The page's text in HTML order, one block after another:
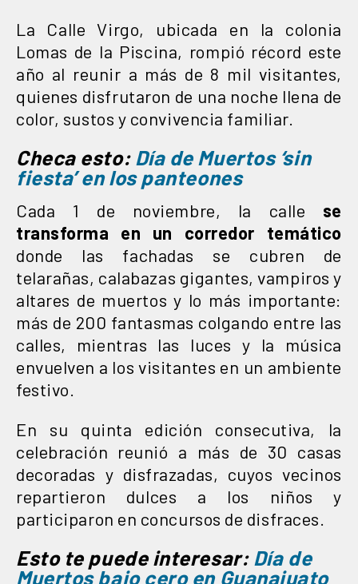
La Calle Virgo, ubicada en la colonia
Lomas de la Piscina, rompió récord este
año al reunir a más de 8 mil visitantes,
quienes disfrutaron de una noche llena de
color, sustos y convivencia familiar.
Checa esto: Día de Muertos ‘sin
fiesta’ en los panteones
Cada 1 de noviembre, la calle se
transforma en un corredor temático
donde las fachadas se cubren de
telarañas, calabazas gigantes, vampiros y
altares de muertos y lo más importante:
más de 200 fantasmas colgando entre las
calles, mientras las luces y la música
envuelven a los visitantes en un ambiente
festivo.
En su quinta edición consecutiva, la
celebración reunió a más de 30 casas
decoradas y disfrazadas, cuyos vecinos
repartieron dulces a los niños y
participaron en concursos de disfraces.
Esto te puede interesar: Día de
Muertos bajo cero en Guanajuato